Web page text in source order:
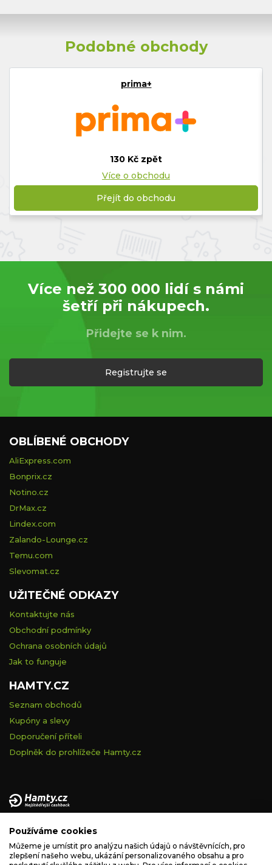
Podobné obchody
prima+
130 Kč zpět
Více o obchodu
Přejít do obchodu
Více než 300 000 lidí s námi
šetří při nákupech.
Přidejte se k nim.
Registrujte se
sídlem Na vápence 2885/2a, 130 00 Praha 3, IČ: 05228972,
zapsaná v obchodním rejstříku vedeném Městským soudem v
Praze, spisová značka C 260335.
OBLÍBENÉ OBCHODY
AliExpress.com
Bonprix.cz
Notino.cz
DrMax.cz
Lindex.com
Zalando-Lounge.cz
Temu.com
Slevomat.cz
UŽITEČNÉ ODKAZY
Kontaktujte nás
Obchodní podmínky
Ochrana osobních údajů
Jak to funguje
HAMTY.CZ
Seznam obchodů
Kupóny a slevy
Doporučení příteli
Doplněk do prohlížeče Hamty.cz
Používáme cookies
Můžeme je umístit pro analýzu našich údajů o návštěvnících, pro
zlepšení našeho webu, ukázání personalizovaného obsahu a pro